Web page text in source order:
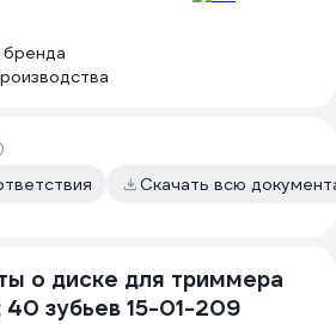
Скачать всю
о диске для триммера
зубьев 15-01-209